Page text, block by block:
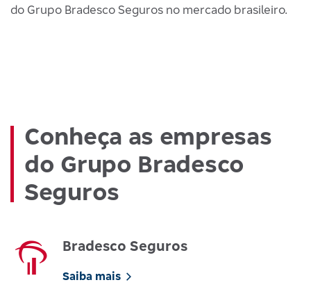
do Grupo Bradesco Seguros no mercado brasileiro.
Conheça as empresas
do Grupo Bradesco
Seguros
Bradesco Seguros
Saiba mais